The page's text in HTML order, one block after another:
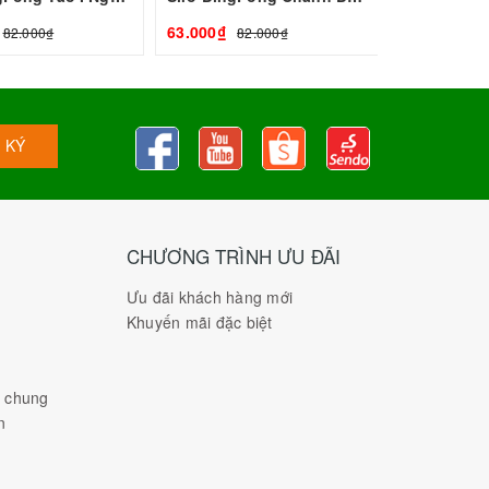
82.000₫
63.000₫ 82.000₫
KÝ
CHƯƠNG TRÌNH ƯU ĐÃI
Ưu đãi khách hàng mới
Khuyến mãi đặc biệt